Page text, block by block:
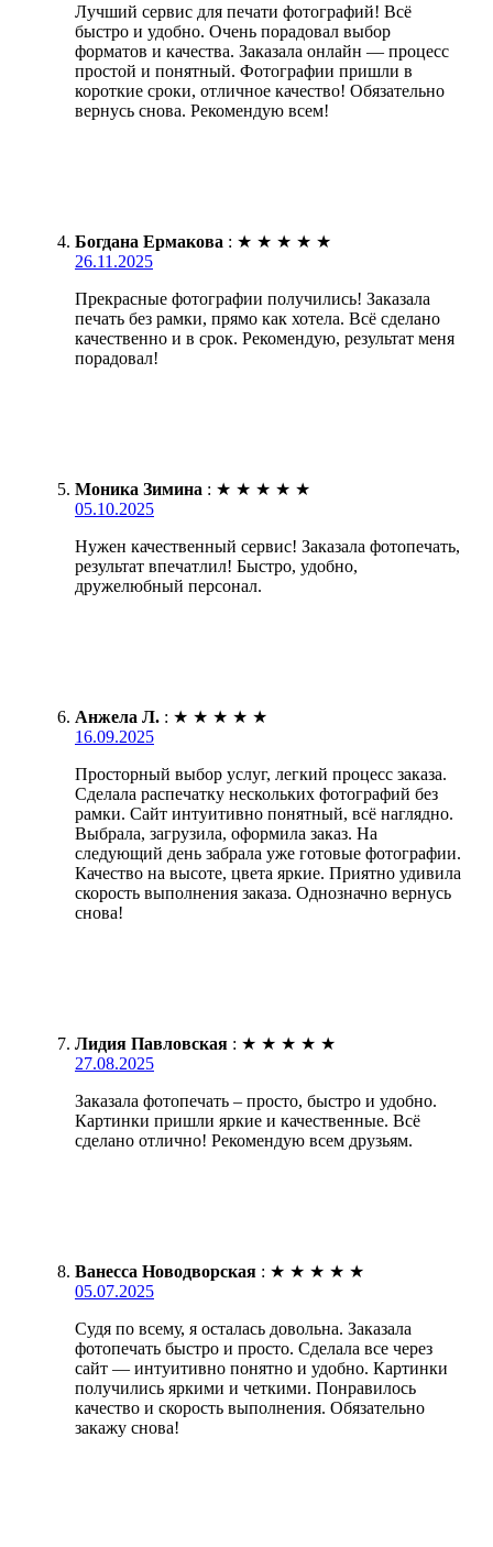
Лучший сервис для печати фотографий! Всё
быстро и удобно. Очень порадовал выбор
форматов и качества. Заказала онлайн — процесс
простой и понятный. Фотографии пришли в
короткие сроки, отличное качество! Обязательно
вернусь снова. Рекомендую всем!
Богдана Ермакова : ★ ★ ★ ★ ★
26.11.2025
Прекрасные фотографии получились! Заказала
печать без рамки, прямо как хотела. Всё сделано
качественно и в срок. Рекомендую, результат меня
порадовал!
Моника Зимина : ★ ★ ★ ★ ★
05.10.2025
Нужен качественный сервис! Заказала фотопечать,
результат впечатлил! Быстро, удобно,
дружелюбный персонал.
Анжела Л. : ★ ★ ★ ★ ★
16.09.2025
Просторный выбор услуг, легкий процесс заказа.
Сделала распечатку нескольких фотографий без
рамки. Сайт интуитивно понятный, всё наглядно.
Выбрала, загрузила, оформила заказ. На
следующий день забрала уже готовые фотографии.
Качество на высоте, цвета яркие. Приятно удивила
скорость выполнения заказа. Однозначно вернусь
снова!
Лидия Павловская : ★ ★ ★ ★ ★
27.08.2025
Заказала фотопечать – просто, быстро и удобно.
Картинки пришли яркие и качественные. Всё
сделано отлично! Рекомендую всем друзьям.
Ванесса Новодворская : ★ ★ ★ ★ ★
05.07.2025
Судя по всему, я осталась довольна. Заказала
фотопечать быстро и просто. Сделала все через
сайт — интуитивно понятно и удобно. Картинки
получились яркими и четкими. Понравилось
качество и скорость выполнения. Обязательно
закажу снова!